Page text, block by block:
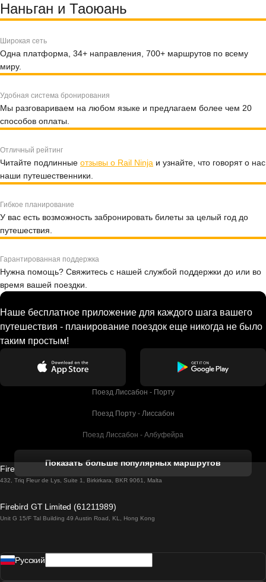
Наньган и Таоюань
Широкая сеть
Одна платформа, 34+ направления, 700+ маршрутов по всему
миру.
Удобная система бронирования
Мы разговариваем на любом языке и предлагаем более чем 20
способов оплаты.
Отличный рейтинг
Читайте подлинные отзывы о Rail Ninja и узнайте, что говорят о нас
наши путешественники.
Гибкое планирование
У вас есть возможность забронировать билеты за целый год до
путешествия.
Гарантированная поддержка
Нужна помощь? Свяжитесь с нашей службой поддержки до или во
время вашей поездки.
Наше бесплатное приложение для каждого шага вашего
путешествия - планирование поездок еще никогда не было
таким простым!
Поезд Лиссабон - Порту
Поезд Порту - Лиссабон
Поезд Лиссабон - Албуфейра
Поезд Лиссабон - Лагос
Поезд Лиссабон - Мадрид
Показать больше популярных маршрутов
Firebird GT Limited (OC 1451)
432, Triq Fleur de Lys, Suite 1, Birkirkara, BKR 9061, Malta
Firebird GT Limited (61211989)
Unit G 15/F Tal Building 49 Austin Road, KL, Hong Kong
Pусский